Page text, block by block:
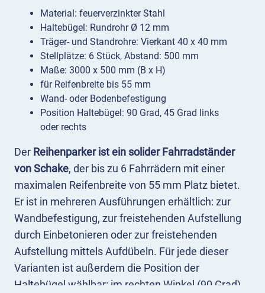
Der Reihenparker ist ein solider Fahrradständer
von Schake, der bis zu 6 Fahrrädern mit einer
maximalen Reifenbreite von 55 mm Platz bietet.
Er ist in mehreren Ausführungen erhältlich: zur
Wandbefestigung, zur freistehenden Aufstellung
durch Einbetonieren oder zur freistehenden
Aufstellung mittels Aufdübeln. Für jede dieser
Varianten ist außerdem die Position der
Haltebügel wählbar: im rechten Winkel (90 Grad)
Material: feuerverzinkter Stahl
Haltebügel: Rundrohr Ø 12 mm
Träger- und Standrohre: Vierkant 40 x 40 mm
Stellplätze: 6 Stück, Abstand: 500 mm
Maße: 3000 x 500 mm (B x H)
für Reifenbreite bis 55 mm
Wand- oder Bodenbefestigung
Position Haltebügel: 90 Grad, 45 Grad links
oder rechts